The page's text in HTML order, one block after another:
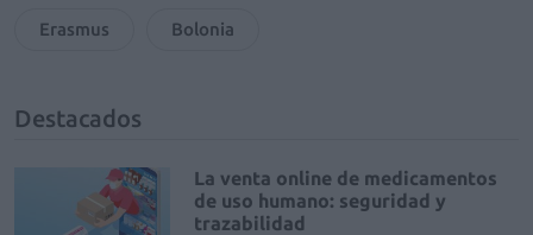
Erasmus Bolonia
Destacados
La venta online de medicamentos
de uso humano: seguridad y
trazabilidad